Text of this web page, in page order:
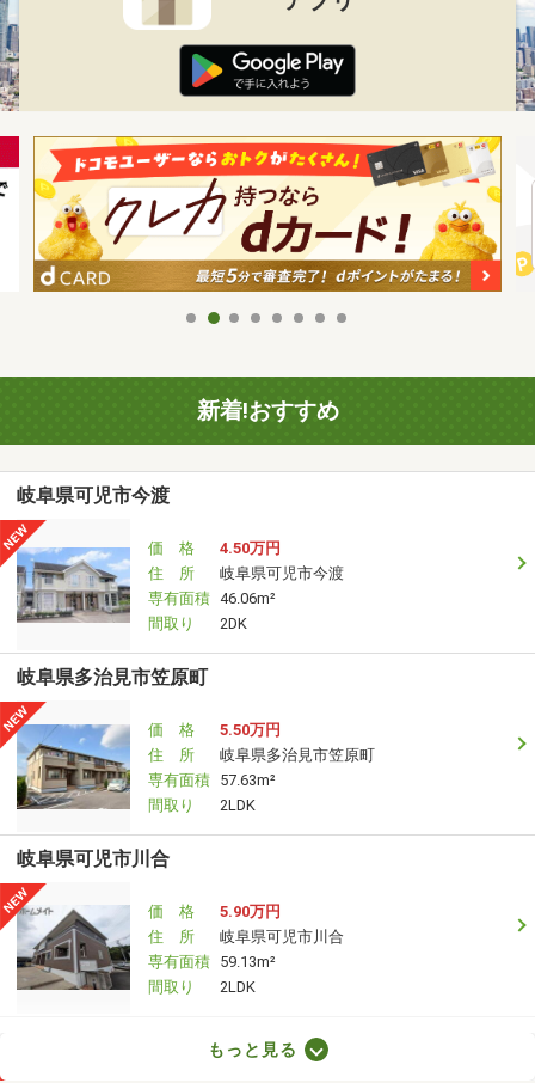
新着!おすすめ
岐阜県可児市今渡
価 格
4.50万円
住 所
岐阜県可児市今渡
専有面積 46.06m²
間取り
2DK
岐阜県多治見市笠原町
価 格
5.50万円
住 所
岐阜県多治見市笠原町
専有面積 57.63m²
間取り
2LDK
岐阜県可児市川合
価 格
5.90万円
住 所
岐阜県可児市川合
専有面積 59.13m²
間取り
2LDK
岐阜県多治見市生田町５もっと見る